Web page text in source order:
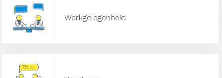
Werkgelegenheid